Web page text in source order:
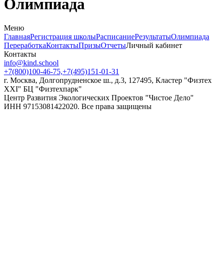
Олимпиада
Меню
ГлавнаяРегистрация школыРасписаниеРезультатыОлимпиада
ПереработкаКонтактыПризыОтчетыЛичный кабинет
Контакты
info@kind.school
+7(800)100-46-75,+7(495)151-01-31
г. Москва, Долгопрудненское ш., д.3, 127495, Кластер "Физтех
XXI" БЦ "Физтехпарк"
Центр Развития Экологических Проектов "Чистое Дело"
ИНН 97153081422020. Все права защищены